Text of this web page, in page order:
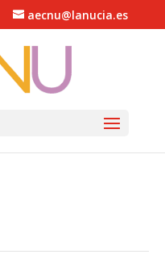
aecnu@lanucia.es